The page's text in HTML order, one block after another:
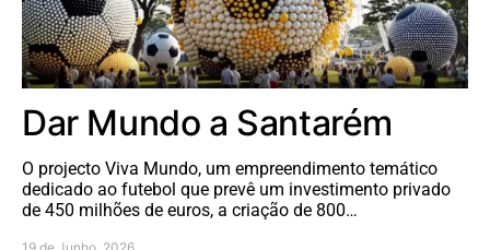
Dar Mundo a Santarém
O projecto Viva Mundo, um empreendimento temático
dedicado ao futebol que prevê um investimento privado
de 450 milhões de euros, a criação de 800…